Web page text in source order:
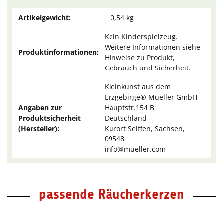
Artikelgewicht: 0,54 kg
Produktinformationen:
Kein Kinderspielzeug.
Weitere Informationen siehe
Hinweise zu Produkt,
Gebrauch und Sicherheit.
Angaben zur
Produktsicherheit
(Hersteller):
Kleinkunst aus dem
Erzgebirge® Mueller GmbH
Hauptstr.154 B
Deutschland
Kurort Seiffen, Sachsen,
09548
info@mueller.com
passende Räucherkerzen